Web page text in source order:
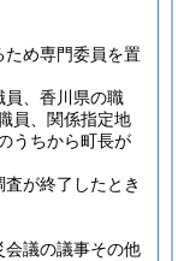
ため専門委員を置
員、香川県の職
員、関係指定地
うちから町長が
が終了したとき
会議の議事その他